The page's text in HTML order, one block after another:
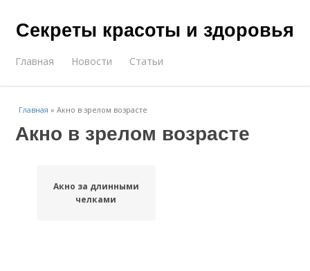
Секреты красоты и здоровья
Главная Новости Статьи
Главная »Акно в зрелом возрасте
Акно в зрелом возрасте
Акно за длинными
челками